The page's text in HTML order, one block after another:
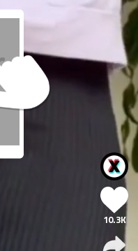
10.3K